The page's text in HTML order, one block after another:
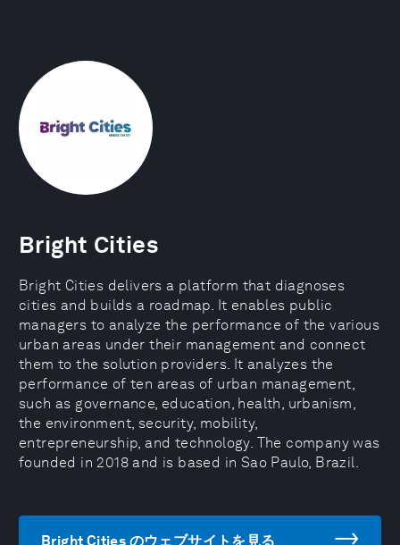
Bright Cities
Bright Cities delivers a platform that diagnoses
cities and builds a roadmap. It enables public
managers to analyze the performance of the various
urban areas under their management and connect
them to the solution providers. It analyzes the
performance of ten areas of urban management,
such as governance, education, health, urbanism,
the environment, security, mobility,
entrepreneurship, and technology. The company was
founded in 2018 and is based in Sao Paulo, Brazil.
Bright Cities のウェブサイトを見る